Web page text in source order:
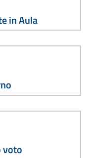
in Aula
voto